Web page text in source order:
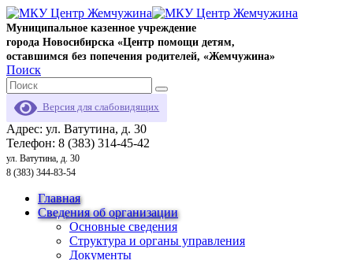
Муниципальное казенное учреждение
города Новосибирска «Центр помощи детям,
оставшимся без попечения родителей, «Жемчужина»
Поиск
Версия для слабовидящих
Адрес: ул. Ватутина, д. 30
Телефон: 8 (383) 314-45-42
ул. Ватутина, д. 30
8 (383) 344-83-54
Главная
Сведения об организации
Основные сведения
Структура и органы управления
Документы